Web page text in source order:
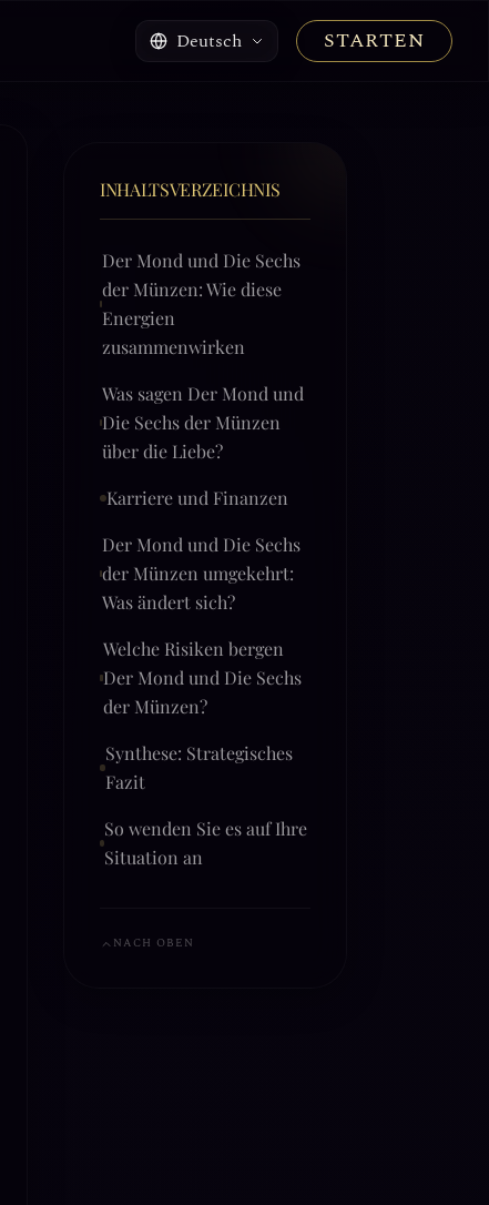
Deutsch STARTEN
INHALTSVERZEICHNIS
Der Mond und Die Sechs
der Münzen: Wie diese
Energien
zusammenwirken
Was sagen Der Mond und
Die Sechs der Münzen
über die Liebe?
Karriere und Finanzen
Der Mond und Die Sechs
der Münzen umgekehrt:
Was ändert sich?
Welche Risiken bergen
Der Mond und Die Sechs
der Münzen?
Synthese: Strategisches
Fazit
So wenden Sie es auf Ihre
Situation an
NACH OBEN